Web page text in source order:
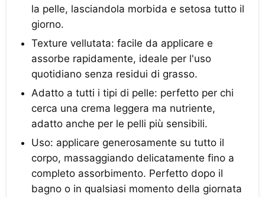
la pelle, lasciandola morbida e setosa tutto il
giorno.
Texture vellutata: facile da applicare e
assorbe rapidamente, ideale per l'uso
quotidiano senza residui di grasso.
Adatto a tutti i tipi di pelle: perfetto per chi
cerca una crema leggera ma nutriente,
adatto anche per le pelli più sensibili.
Uso: applicare generosamente su tutto il
corpo, massaggiando delicatamente fino a
completo assorbimento. Perfetto dopo il
bagno o in qualsiasi momento della giornata